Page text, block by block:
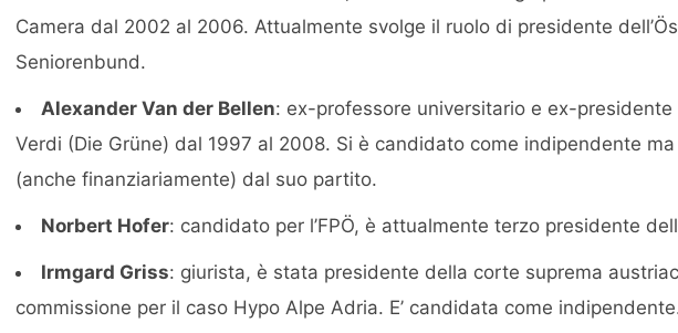
Camera dal 2002 al 2006. Attualmente svolge il ruolo di presidente
Seniorenbund.
Alexander Van der Bellen: ex-professore universitario e ex-
Verdi (Die Grüne) dal 1997 al 2008. Si è candidato come indipendente
(anche finanziariamente) dal suo partito.
Norbert Hofer: candidato per l’FPÖ, è attualmente terzo presidente
Irmgard Griss: giurista, è stata presidente della corte suprema
commissione per il caso Hypo Alpe Adria. E’ candidata come